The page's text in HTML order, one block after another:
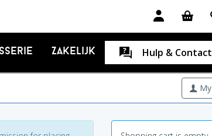
Zakelijk Hulp & Contact